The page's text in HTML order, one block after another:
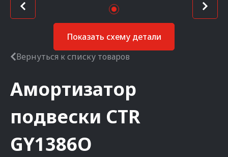
Показать схему детали
Вернуться к списку товаров
Амортизатор
подвески CTR
GY1386O